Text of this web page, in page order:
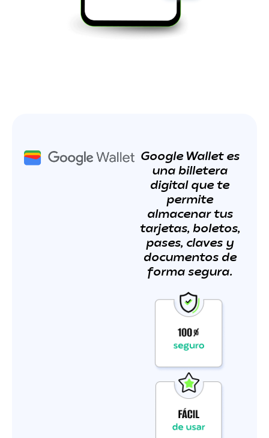
Google Wallet es
una billetera
digital que te
permite
almacenar tus
tarjetas, boletos,
pases, claves y
documentos de
forma segura.